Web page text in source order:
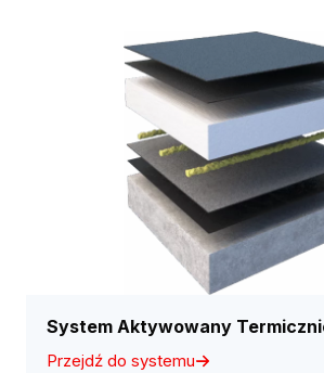
System Aktywowany
Przejdź do systemu